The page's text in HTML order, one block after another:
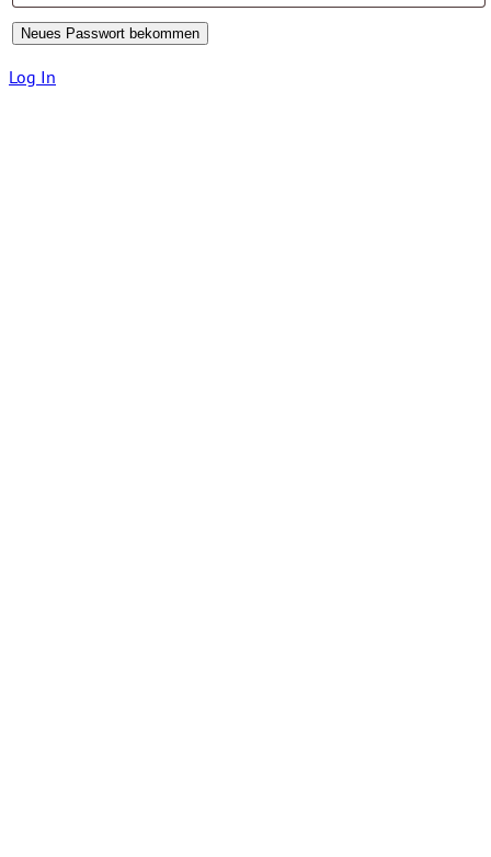
Log In